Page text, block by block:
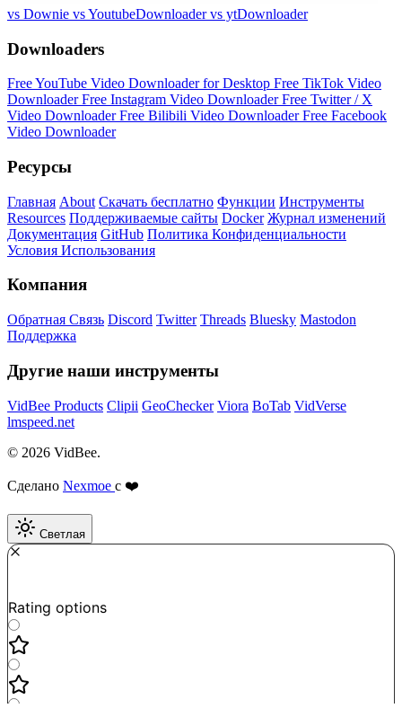
vs Downie vs YoutubeDownloadervs ytDownloader
Downloaders
Free YouTube Video Downloader for Desktop Free TikTok Video
DownloaderFree Instagram Video DownloaderFree Twitter / X
Video DownloaderFree Bilibili Video DownloaderFree Facebook
Video Downloader
Ресурсы
Главная About Скачать бесплатно Функции Инструменты
Resources Поддерживаемые сайты Docker Журнал изменений
Документация GitHub Политика Конфиденциальности
Условия Использования
Компания
Обратная Связь Discord Twitter Threads Bluesky Mastodon
Поддержка
Другие наши инструменты
VidBee Products Clipii GeoChecker Viora BoTab VidVerse
lmspeed.net
© 2026 VidBee.
Сделано Nexmoe с ❤️
Светлая
Rating options